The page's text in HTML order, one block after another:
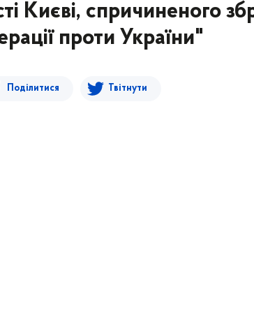
Києві, спричиненого
проти України"
Поділитися Твітнути